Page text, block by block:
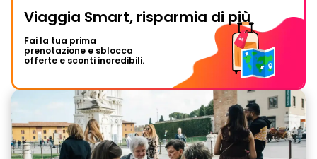
Viaggia Smart, risparmia di più
Fai la tua prima
prenotazione e sblocca
offerte e sconti incredibili.